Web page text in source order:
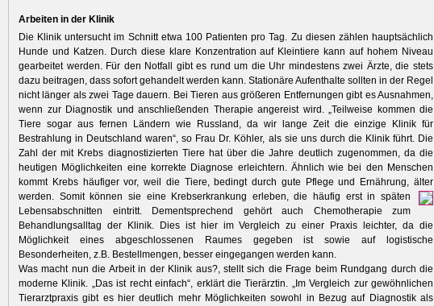
Arbeiten in der Klinik
Die Klinik untersucht im Schnitt etwa 100 Patienten pro Tag. Zu diesen zählen hauptsächlich
Hunde und Katzen. Durch diese klare Konzentration auf Kleintiere kann auf hohem Niveau
gearbeitet werden. Für den Notfall gibt es rund um die Uhr mindestens zwei Ärzte, die stets
dazu beitragen, dass sofort gehandelt werden kann. Stationäre Aufenthalte sollten in der Regel
nicht länger als zwei Tage dauern. Bei Tieren aus größeren Entfernungen gibt es Ausnahmen,
wenn zur Diagnostik und anschließenden Therapie angereist wird. „Teilweise kommen die
Tiere sogar aus fernen Ländern wie Russland, da wir lange Zeit die einzige Klinik für
Bestrahlung in Deutschland waren“, so Frau Dr. Köhler, als sie uns durch die Klinik führt. Die
Zahl der mit Krebs diagnostizierten Tiere hat über die Jahre deutlich zugenommen, da die
heutigen Möglichkeiten eine korrekte Diagnose erleichtern. Ähnlich wie bei den Menschen
kommt Krebs häufiger vor, weil die Tiere, bedingt durch gute Pflege und Ernährung, älter
werden. Somit können sie eine Krebserkrankung erleben, die häufig erst in späten
Lebensabschnitten eintritt. Dementsprechend gehört auch Chemotherapie zum
Behandlungsalltag der Klinik. Dies ist hier im Vergleich zu einer Praxis leichter, da die
Möglichkeit eines abgeschlossenen Raumes gegeben ist sowie auf logistische
Besonderheiten, z.B. Bestellmengen, besser eingegangen werden kann.
Was macht nun die Arbeit in der Klinik aus?, stellt sich die Frage beim Rundgang durch die
moderne Klinik. „Das ist recht einfach“, erklärt die Tierärztin. „Im Vergleich zur gewöhnlichen
Tierarztpraxis gibt es hier deutlich mehr Möglichkeiten sowohl in Bezug auf Diagnostik als